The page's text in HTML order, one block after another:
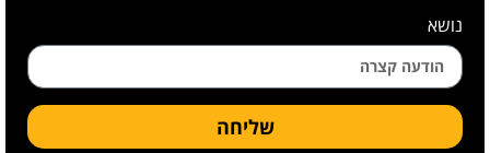
נושא
שליחה